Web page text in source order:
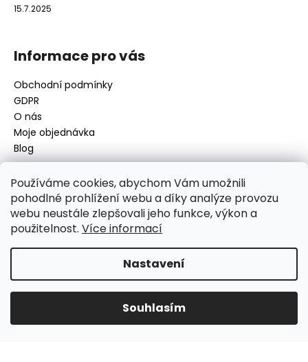
Používáme cookies, abychom Vám umožnili
pohodlné prohlížení webu a díky analýze provozu
webu neustále zlepšovali jeho funkce, výkon a
použitelnost. Více informací
Nastavení
Souhlasím
15.7.2025
Informace pro vás
Obchodní podmínky
GDPR
O nás
Moje objednávka
Blog
Kontakt
disamsafety@disamsafety.cz
596 624 947
Sledujte nás na Facebooku